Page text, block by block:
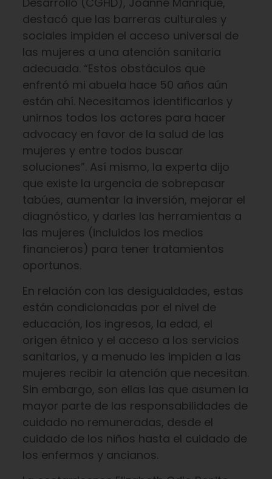
destacó que las barreras culturales y
sociales impiden el acceso universal de
las mujeres a una atención sanitaria
adecuada. “Estos obstáculos que
enfrentó mi abuela hace 50 años aún
están ahí. Necesitamos identificarlos y
unirnos todos los actores para hacer
advocacy en favor de la salud de las
mujeres y entre todos buscar
soluciones”. Así mismo, la experta dijo
que existe la urgencia de sobrepasar
tabúes, aumentar la inversión, mejorar el
diagnóstico, y darles las herramientas a
las mujeres (incluidos los medios
financieros) para tener tratamientos
oportunos.
En relación con las desigualdades, estas
están condicionadas por el nivel de
educación, los ingresos, la edad, el
origen étnico y el acceso a los servicios
sanitarios, y a menudo les impiden a las
mujeres recibir la atención que necesitan.
Sin embargo, son ellas las que asumen la
mayor parte de las responsabilidades de
cuidado no remuneradas, desde el
cuidado de los niños hasta el cuidado de
los enfermos y ancianos.